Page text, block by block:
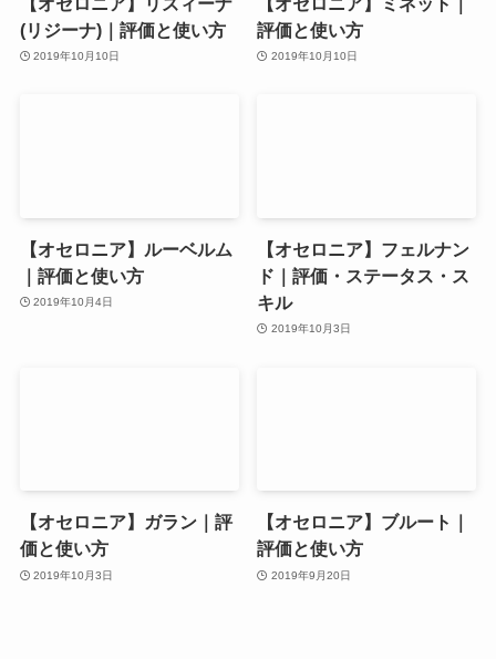
(リジーナ)｜評価と使い方
2019年10月10日
評価と使い方
2019年10月10日
【オセロニア】ルーベルム
｜評価と使い方
2019年10月4日
【オセロニア】フェルナン
ド｜評価・ステータス・ス
キル
2019年10月3日
【オセロニア】ガラン｜評
価と使い方
2019年10月3日
【オセロニア】ブルート｜
評価と使い方
2019年9月20日